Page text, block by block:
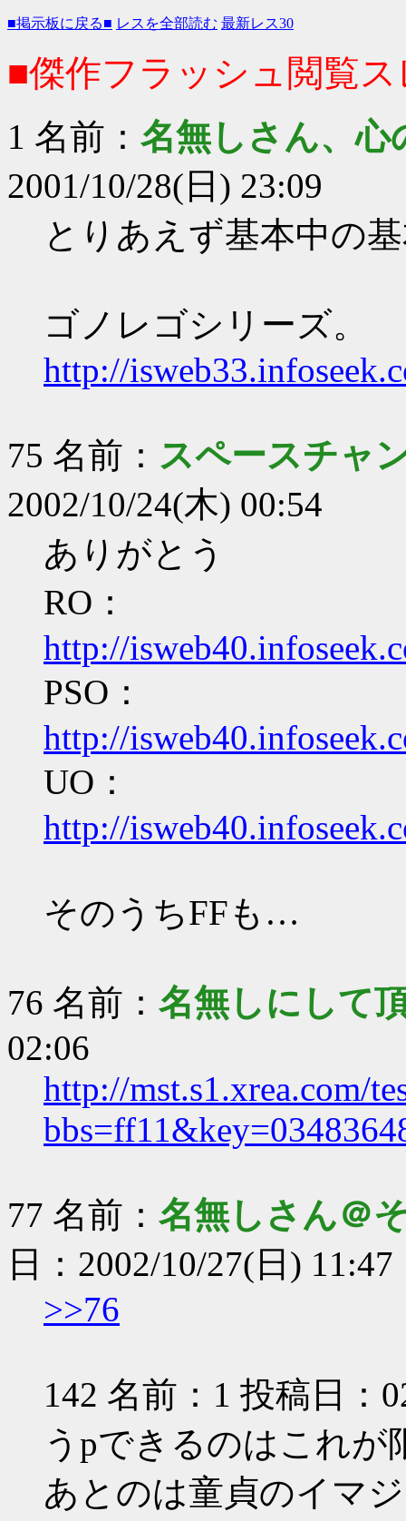
■掲示板に戻る■ レスを全部読む 最新レス30
■傑作フラッシュ閲覧
1 名前： 名無しさん、心
2001/10/28(日) 23:09
とりあえず基本中の
ゴノレゴシリーズ。
http://
75 名前： スペースチャ
2002/10/24(木) 00:54
ありがとう
RO：
http://
PSO：
http://
UO：
http://
そのうちFFも…
76 名前： 名無しにして
02:06
http://mst.s1.xrea.com/
77 名前： 名無しさん＠
日：2002/10/27(日) 11:47
>>76
142 名前：1 投稿日：
うpできるのはこれが
あとのは童貞のイマ